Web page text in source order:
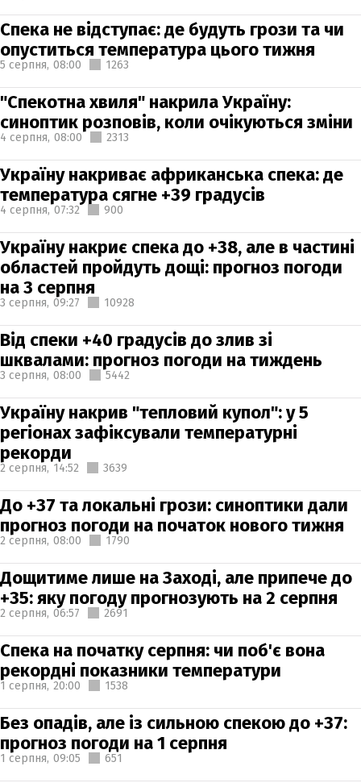
Спека не відступає: де будуть грози та чи
опуститься температура цього тижня
5 серпня, 08:00 1263
"Спекотна хвиля" накрила Україну:
синоптик розповів, коли очікуються зміни
4 серпня, 08:00 2313
Україну накриває африканська спека: де
температура сягне +39 градусів
4 серпня, 07:32 900
Україну накриє спека до +38, але в частині
областей пройдуть дощі: прогноз погоди
на 3 серпня
3 серпня, 09:27 10928
Від спеки +40 градусів до злив зі
шквалами: прогноз погоди на тиждень
3 серпня, 08:00 5442
Україну накрив "тепловий купол": у 5
регіонах зафіксували температурні
рекорди
2 серпня, 14:52 3639
До +37 та локальні грози: синоптики дали
прогноз погоди на початок нового тижня
2 серпня, 08:00 1790
Дощитиме лише на Заході, але припече до
+35: яку погоду прогнозують на 2 серпня
2 серпня, 06:57 2691
Спека на початку серпня: чи поб'є вона
рекордні показники температури
1 серпня, 20:00 1538
Без опадів, але із сильною спекою до +37:
прогноз погоди на 1 серпня
1 серпня, 09:05 651